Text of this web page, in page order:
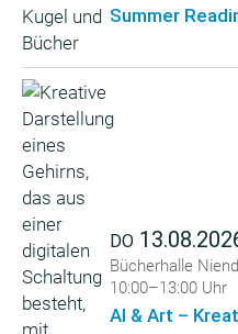
Summer
DO
Bücherhalle
10:00–13:00 Uhr
AI & Art –